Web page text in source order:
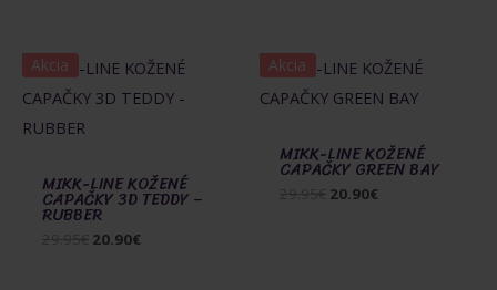
Akcia
MIKK-LINE KOŽENÉ
CAPAČKY 3D TEDDY –
RUBBER
Pôvodná
20.90€
Akcia
MIKK-LINE KOŽENÉ
CAPAČKY GREEN BAY
Pôvodná
20.90€